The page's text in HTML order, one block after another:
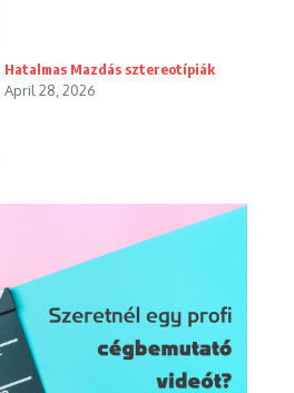
Hatalmas Mazdás sztereotípiák
April 28, 2026